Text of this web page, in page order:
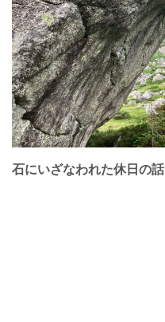
石にいざなわれた休日の話